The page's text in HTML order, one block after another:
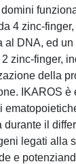
4 zinc-
al DNA, ed
zinc-finger,
della
IKAROS è
durante il
legati alla
e